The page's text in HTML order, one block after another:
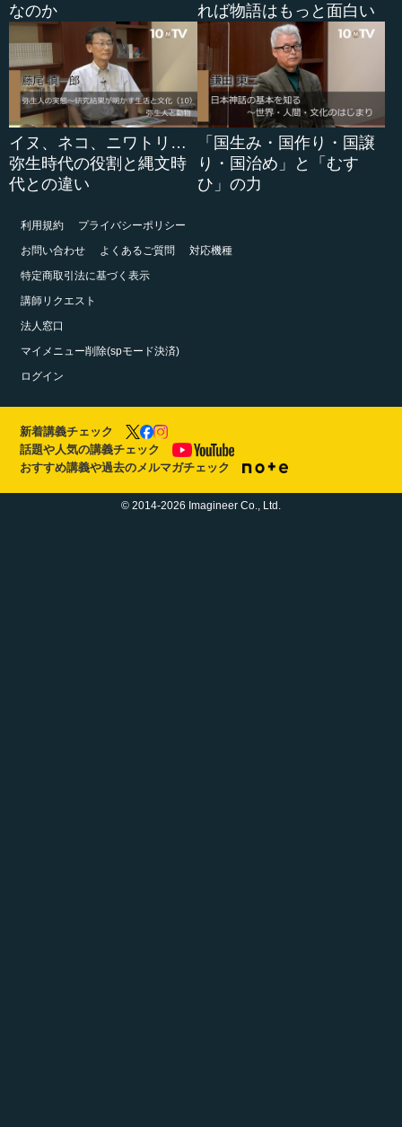
なのか
れば物語はもっと面白い
イヌ、ネコ、ニワトリ…
弥生時代の役割と縄文時
代との違い
「国生み・国作り・国譲
り・国治め」と「むす
ひ」の力
利用規約
プライバシーポリシー
お問い合わせ
よくあるご質問
対応機種
特定商取引法に基づく表示
講師リクエスト
法人窓口
マイメニュー削除(spモード決済)
ログイン
新着講義チェック
話題や人気の講義チェック
おすすめ講義や過去のメルマガチェック
© 2014-2026 Imagineer Co., Ltd.